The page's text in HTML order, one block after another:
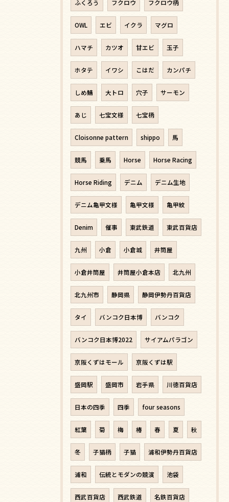
ふくろう フクロウ フクロウ柄
OWL エビ イクラ マグロ
ハマチ カツオ 甘エビ 玉子
ホタテ イワシ こはだ カンパチ
しめ鯖 大トロ 穴子 サーモン
あじ 七宝文様 七宝柄
Cloisonne pattern shippo 馬
競馬 乗馬 Horse Horse Racing
Horse Riding デニム デニム生地
デニム亀甲文様 亀甲文様 亀甲紋
Denim 催事 東武鉄道 東武百貨店
九州 小倉 小倉城 井筒屋
小倉井筒屋 井筒屋小倉本店 北九州
北九州市 静岡県 静岡伊勢丹百貨店
タイ バンコク日本博 バンコク
バンコク日本博2022 サイアムパラゴン
京阪くずはモール 京阪くずは駅
盛岡駅 盛岡市 岩手県 川徳百貨店
日本の四季 四季 four seasons
紅葉 菊 梅 椿 春 夏 秋
冬 子猫柄 子猫 浦和伊勢丹百貨店
浦和 伝統とモダンの競演 池袋
西武百貨店 西武鉄道 名鉄百貨店